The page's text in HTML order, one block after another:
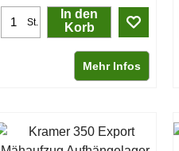
St.
In den
Korb
Mehr Infos